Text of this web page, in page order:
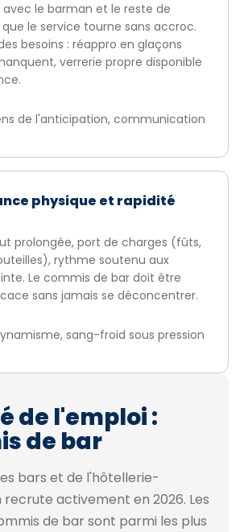
le barman et le reste de
le service tourne sans accroc.
besoins : réappro en glaçons
verrerie propre disponible
de l'anticipation, communication
physique et rapidité
prolongée, port de charges (fûts,
rythme soutenu aux
Le commis de bar doit être
sans jamais se déconcentrer.
sang-froid sous pression
de l'emploi :
de bar
bars et de l'hôtellerie-
activement en 2026. Les
de bar sont parmi les plus